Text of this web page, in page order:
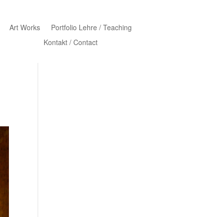
Art Works
Portfolio Lehre / Teaching
Kontakt / Contact